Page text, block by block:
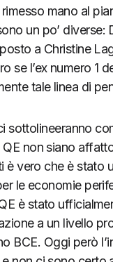
mano al
un po’ diverse:
a Christine
se l’ex numero 1
tale linea di
sottolineeranno
non siano
è vero che è stato
le economie
è stato
a un livello
BCE. Oggi però